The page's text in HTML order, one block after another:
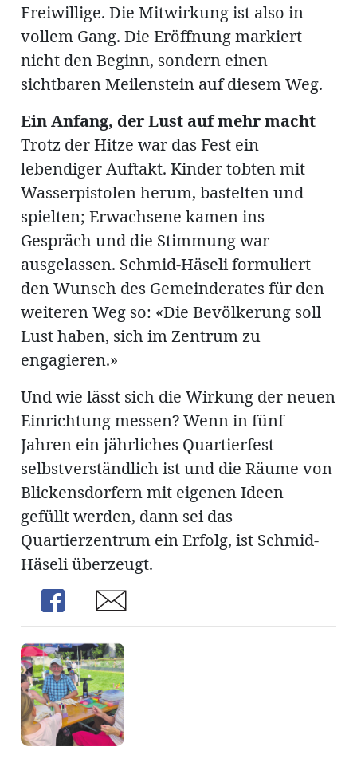
Freiwillige. Die Mitwirkung ist also in
vollem Gang. Die Eröffnung markiert
nicht den Beginn, sondern einen
sichtbaren Meilenstein auf diesem Weg.
Ein Anfang, der Lust auf mehr macht
Trotz der Hitze war das Fest ein
lebendiger Auftakt. Kinder tobten mit
Wasserpistolen herum, bastelten und
spielten; Erwachsene kamen ins
Gespräch und die Stimmung war
ausgelassen. Schmid-Häseli formuliert
den Wunsch des Gemeinderates für den
weiteren Weg so: «Die Bevölkerung soll
Lust haben, sich im Zentrum zu
engagieren.»
Und wie lässt sich die Wirkung der neuen
Einrichtung messen? Wenn in fünf
Jahren ein jährliches Quartierfest
selbstverständlich ist und die Räume von
Blickensdorfern mit eigenen Ideen
gefüllt werden, dann sei das
Quartierzentrum ein Erfolg, ist Schmid-
Häseli überzeugt.
Share
Share